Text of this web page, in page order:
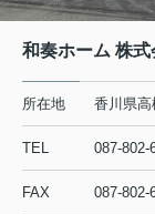
和奏ホーム 株式
所在地 香川県
TEL 087-802-
FAX 087-802-